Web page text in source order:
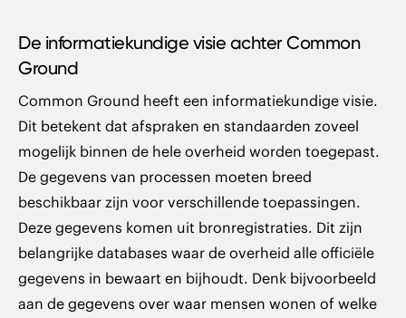
De informatiekundige visie achter Common
Ground
Common Ground heeft een informatiekundige visie.
Dit betekent dat afspraken en standaarden zoveel
mogelijk binnen de hele overheid worden toegepast.
De gegevens van processen moeten breed
beschikbaar zijn voor verschillende toepassingen.
Deze gegevens komen uit bronregistraties. Dit zijn
belangrijke databases waar de overheid alle officiële
gegevens in bewaart en bijhoudt. Denk bijvoorbeeld
aan de gegevens over waar mensen wonen of welke